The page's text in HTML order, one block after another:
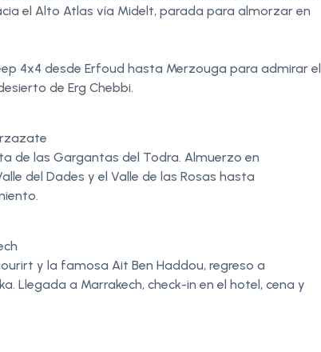
el Alto Atlas vía Midelt, parada para almorzar en
4x4 desde Erfoud hasta Merzouga para admirar el
de Erg Chebbi.
de las Gargantas del Todra. Almuerzo en
del Dades y el Valle de las Rosas hasta
y la famosa Ait Ben Haddou, regreso a
Llegada a Marrakech, check-in en el hotel, cena y